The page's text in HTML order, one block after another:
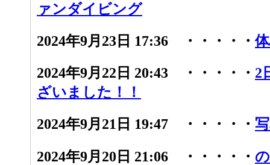
ァンダイビング
2024年9月23日 17:36 ・・・・・
2024年9月22日 20:43 ・・・・・ 2
ざいました！！
2024年9月21日 19:47 ・・・・・
2024年9月20日 21:06 ・・・・・